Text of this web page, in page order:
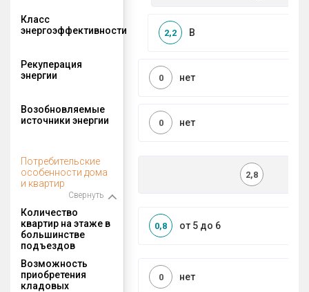
Класс
энергоэффективности
B
2,2
Рекуперация
энергии
нет
0
Возобновляемые
источники энергии
нет
0
Потребительские
особенности дома
и квартир
Свернуть
2,8
Количество
квартир на этаже в
большинстве
подъездов
от 5 до 6
0,8
Возможность
приобретения
кладовых
нет
0